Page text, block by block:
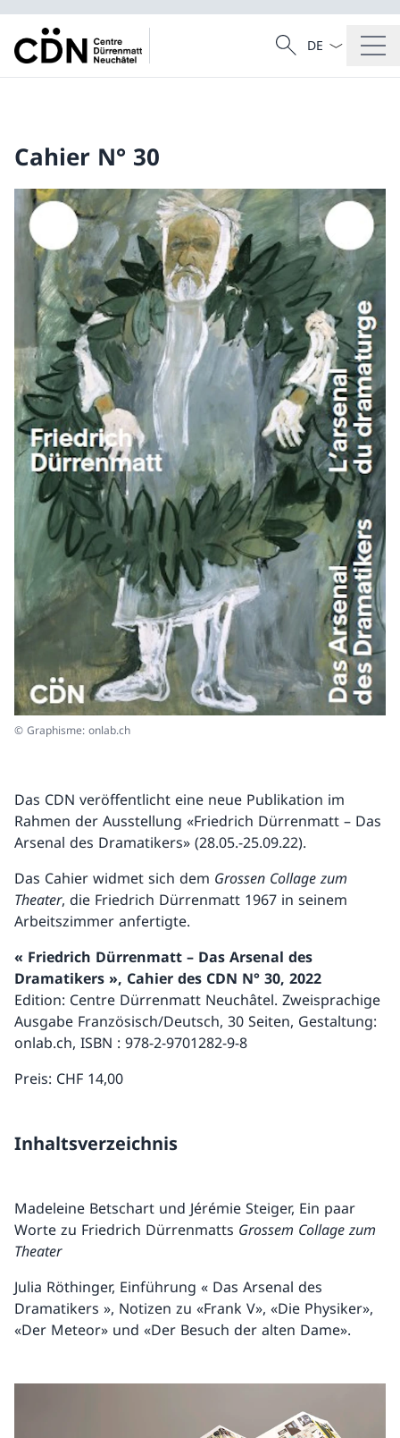
Suche
Suche
Sprach
Cahier N° 30
© Graphisme: onlab.ch
Das CDN veröffentlicht eine neue Publikation im
Rahmen der Ausstellung «Friedrich Dürrenmatt – Das
Arsenal des Dramatikers» (28.05.-25.09.22).
Das Cahier widmet sich dem Grossen Collage zum
Theater, die Friedrich Dürrenmatt 1967 in seinem
Arbeitszimmer anfertigte.
« Friedrich Dürrenmatt – Das Arsenal des
Dramatikers », Cahier des CDN N° 30, 2022
Edition: Centre Dürrenmatt Neuchâtel. Zweisprachige
Ausgabe Französisch/Deutsch, 30 Seiten, Gestaltung:
onlab.ch, ISBN : 978-2-9701282-9-8
Preis: CHF 14,00
Inhaltsverzeichnis
Madeleine Betschart und Jérémie Steiger, Ein paar
Worte zu Friedrich Dürrenmatts Grossem Collage zum
Theater
Julia Röthinger, Einführung « Das Arsenal des
Dramatikers », Notizen zu «Frank V», «Die Physiker»,
«Der Meteor» und «Der Besuch der alten Dame».